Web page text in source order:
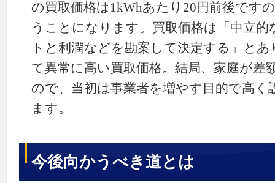
の買取価格は1kWhあたり20円前後です
うことになります。買取価格は「中立
トと利潤などを勘案して決定する」と
て異常に高い買取価格。結局、家庭が差
ので、当初は事業者を増やす目的で高く
ます。
今後向かうべき道とは